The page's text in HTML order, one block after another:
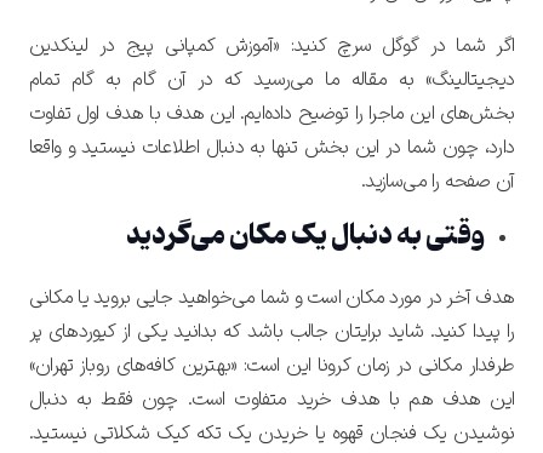
اگر شما در گوگل سرچ کنید: «آموزش کمپانی پیج در لینکدین
دیجیتالینگ» به مقاله ما می‌رسید که در آن گام به گام تمام
بخش‌های این ماجرا را توضیح داده‌ایم. این هدف با هدف اول تفاوت
دارد، چون شما در این بخش تنها به دنبال اطلاعات نیستید و واقعا
آن صفحه را می‌سازید.
وقتی به دنبال یک مکان می‌گردید
هدف آخر در مورد مکان است و شما می‌خواهید جایی بروید یا مکانی
را پیدا کنید. شاید برایتان جالب باشد که بدانید یکی از کیوردهای پر
طرفدار مکانی در زمان کرونا این است: «بهترین کافه‌های روباز تهران»
این هدف هم با هدف خرید متفاوت است. چون فقط به دنبال
نوشیدن یک فنجان قهوه یا خریدن یک تکه کیک شکلاتی نیستید.